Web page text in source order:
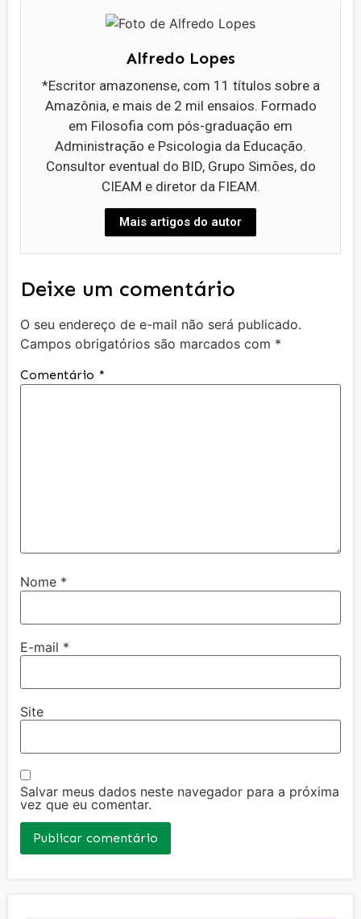
Alfredo Lopes
*Escritor amazonense, com 11 títulos sobre a
Amazônia, e mais de 2 mil ensaios. Formado
em Filosofia com pós-graduação em
Administração e Psicologia da Educação.
Consultor eventual do BID, Grupo Simões, do
CIEAM e diretor da FIEAM.
Mais artigos do autor
Deixe um comentário
O seu endereço de e-mail não será publicado.
Campos obrigatórios são marcados com *
Comentário *
Nome *
E-mail *
Site
Salvar meus dados neste navegador para a próxima
vez que eu comentar.